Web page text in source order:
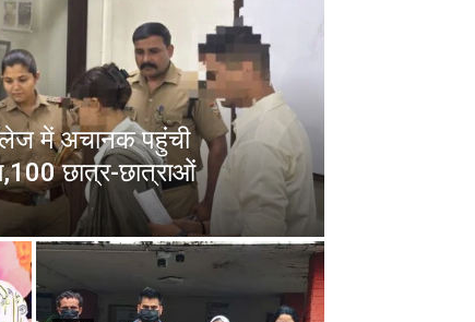
में अचानक पहुंची
छात्र-छात्राओं